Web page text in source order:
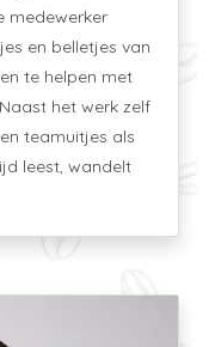
medewerker
en belletjes van
te helpen met
het werk zelf
teamuitjes als
leest, wandelt